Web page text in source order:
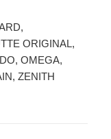
ORIGINAL,
OMEGA,
ZENITH